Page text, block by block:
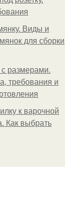
Виды и
для сборки
размерами.
требования и
к варочной
Как выбрать